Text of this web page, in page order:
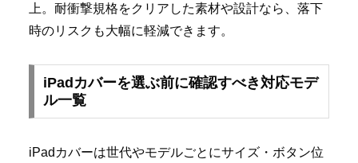
上。耐衝撃規格をクリアした素材や設計なら、落下
時のリスクも大幅に軽減できます。
iPadカバーを選ぶ前に確認すべき対応モデ
ル一覧
iPadカバーは世代やモデルごとにサイズ・ボタン位